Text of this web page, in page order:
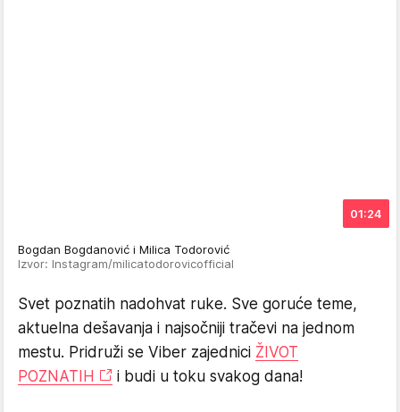
01:24
Bogdan Bogdanović i Milica Todorović
Izvor: Instagram/milicatodorovicofficial
Svet poznatih nadohvat ruke. Sve goruće teme,
aktuelna dešavanja i najsočniji tračevi na jednom
mestu. Pridruži se Viber zajednici ŽIVOT
POZNATIH
i budi u toku svakog dana!